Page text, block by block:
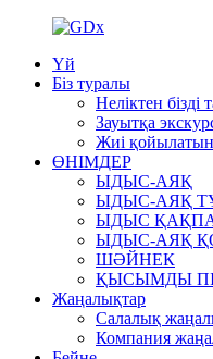
Үй
Біз туралы
Неліктен бізді
Зауытқа
Жиі қойылатын
ӨНІМДЕР
ЫДЫС-АЯҚ
ЫДЫС-АЯҚ
ЫДЫС
ЫДЫС-АЯҚ
ШӘЙНЕК
ҚЫСЫМДЫ
Жаңалықтар
Салалық
Компания